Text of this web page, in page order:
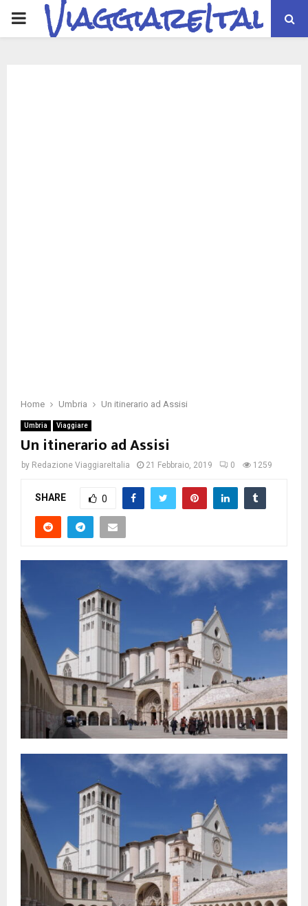
PRIMARYViaggiareItalia
Home Umbria Un itinerario ad Assisi
Umbria Viaggiare
Un itinerario ad Assisi
by Redazione ViaggiareItalia 21 Febbraio, 2019 0 1259
SHARE 0